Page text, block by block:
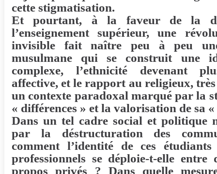
cette stigmatisation.
Et pourtant, à la faveur de la
l’enseignement supérieur, une
invisible fait naître peu à peu
musulmane qui se construit une
complexe, l’ethnicité devenant
affective, et le rapport au religieux,
un contexte paradoxal marqué par la
« différences » et la valorisation de sa
Dans un tel cadre social et politique
par la déstructuration des
comment l’identité de ces
professionnels se déploie-t-elle entre
propos privés ? Dans quelle